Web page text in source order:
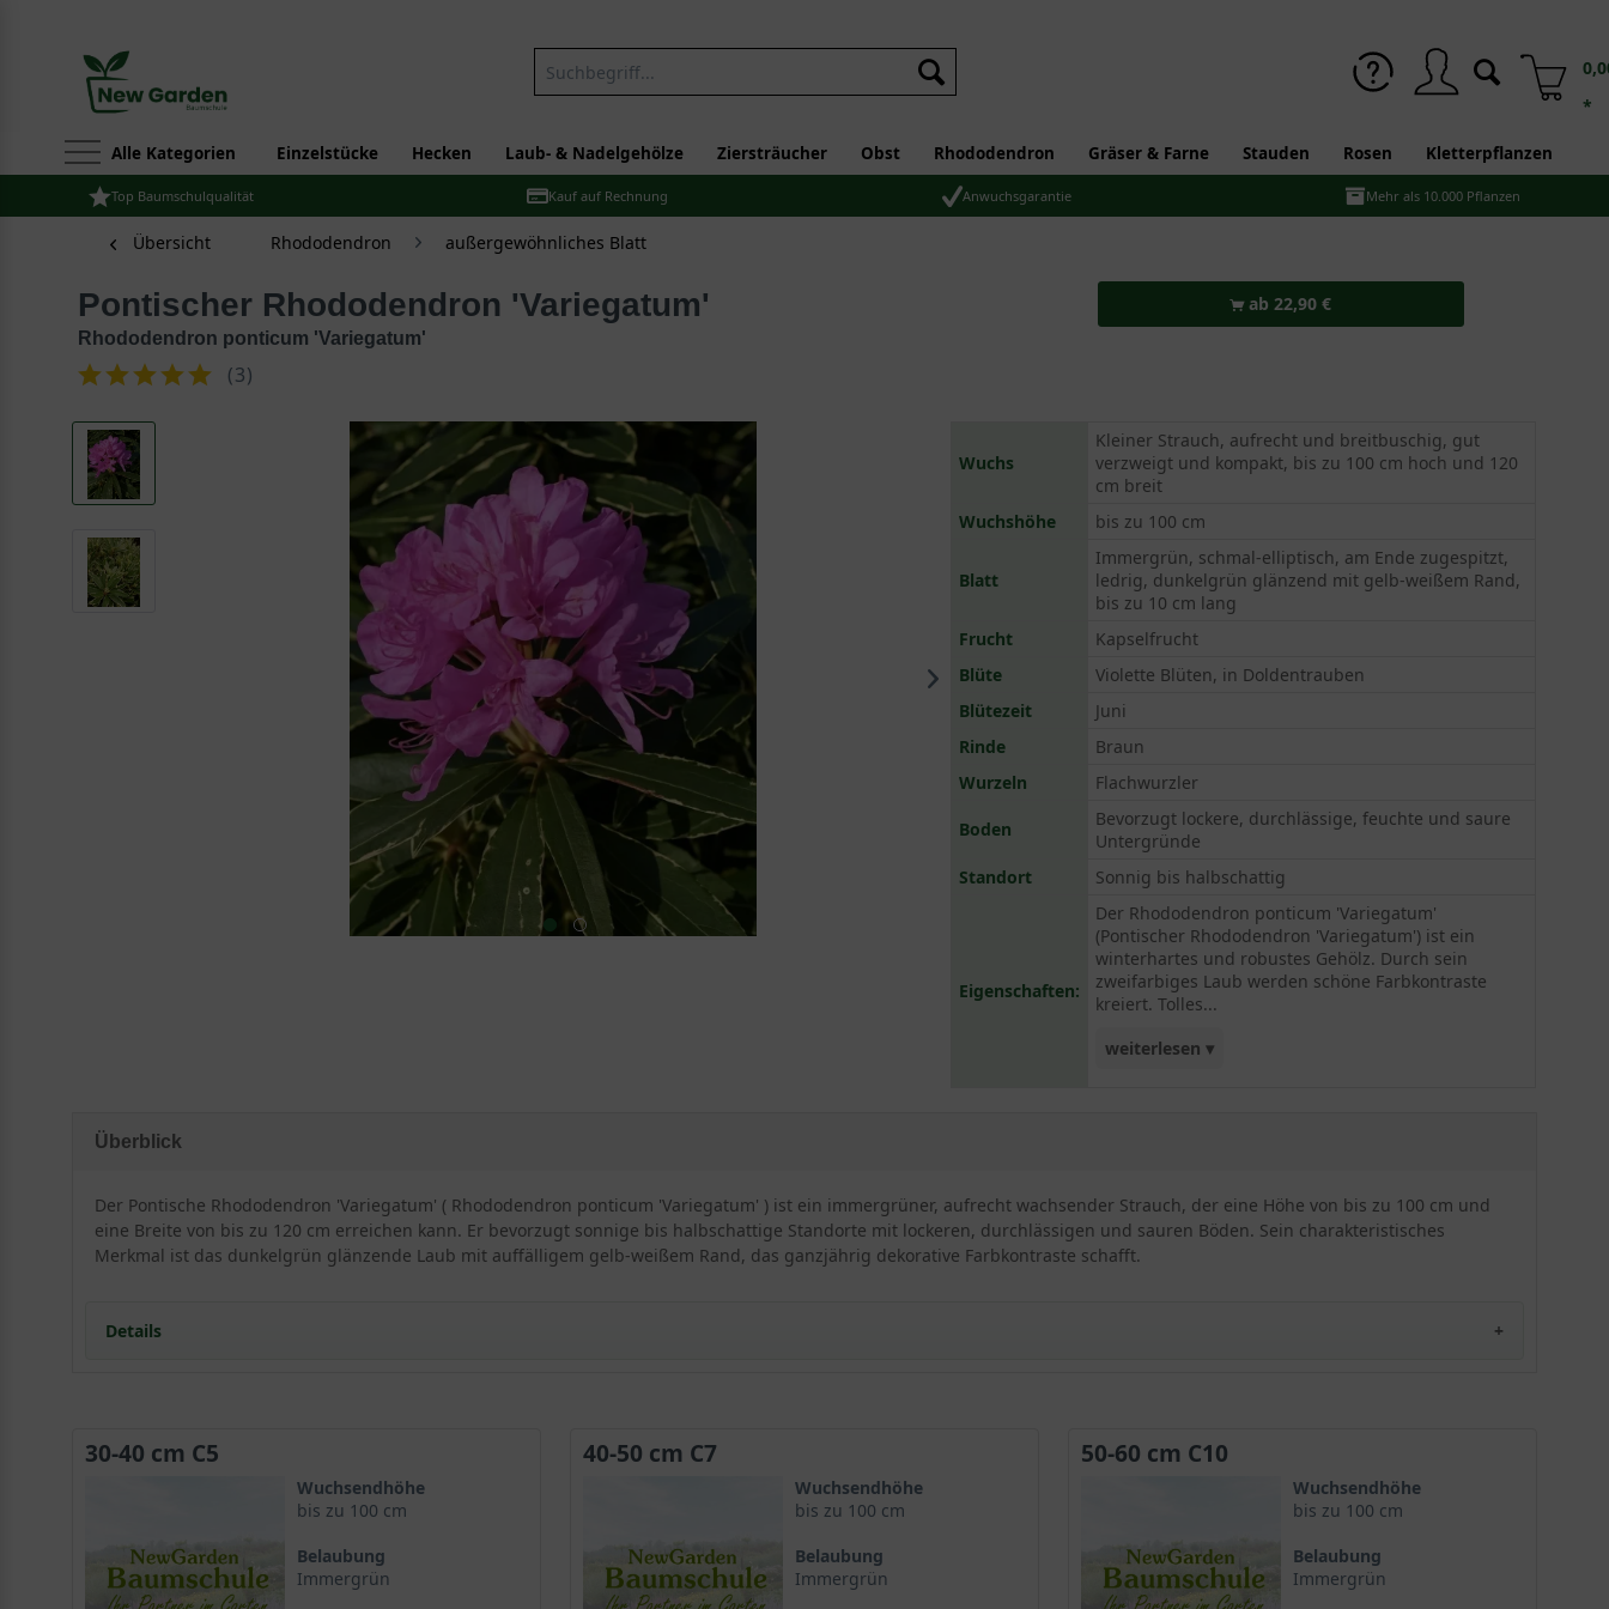
*
Alle Kategorien Einzelstücke Hecken Laub- & Nadelgehölze Ziersträucher Obst Rhododendron Gräser & Farne Stauden Rosen Kletterpflanzen
Top Baumschulqualität Kauf auf Rechnung Anwuchsgarantie Mehr als 10.000 Pflanzen
Übersicht Rhododendron außergewöhnliches Blatt
Pontischer Rhododendron 'Variegatum'
Rhododendron ponticum 'Variegatum'
(3)
ab 22,90 €
Wuchs
Kleiner Strauch, aufrecht und breitbuschig, gut
verzweigt und kompakt, bis zu 100 cm hoch und 120
cm breit
Wuchshöhe
bis zu 100 cm
Blatt
Immergrün, schmal-elliptisch, am Ende zugespitzt,
ledrig, dunkelgrün glänzend mit gelb-weißem Rand,
bis zu 10 cm lang
Frucht
Kapselfrucht
Blüte
Violette Blüten, in Doldentrauben
Blütezeit
Juni
Rinde
Braun
Wurzeln
Flachwurzler
Boden
Bevorzugt lockere, durchlässige, feuchte und saure
Untergründe
Standort
Sonnig bis halbschattig
Eigenschaften:
Der Rhododendron ponticum 'Variegatum'
(Pontischer Rhododendron 'Variegatum') ist ein
winterhartes und robustes Gehölz. Durch sein
zweifarbiges Laub werden schöne Farbkontraste
kreiert. Tolles...
weiterlesen ▾
Überblick
Der Pontische Rhododendron 'Variegatum' ( Rhododendron ponticum 'Variegatum' ) ist ein immergrüner, aufrecht wachsender Strauch, der eine Höhe von bis zu 100 cm und
eine Breite von bis zu 120 cm erreichen kann. Er bevorzugt sonnige bis halbschattige Standorte mit lockeren, durchlässigen und sauren Böden. Sein charakteristisches
Merkmal ist das dunkelgrün glänzende Laub mit auffälligem gelb-weißem Rand, das ganzjährig dekorative Farbkontraste schafft.
Details
zeichnet sich durch seine auffällige Blattfärbung aus. Im Folgenden werden die Besonderheiten und Eigenschaften dieser Pflanze genauer beschrieben.
Wuchshöhe und Wuchsform
30-40 cm C5
Wuchsendhöhe
bis zu 100 cm
Belaubung
Immergrün
40-50 cm C7
Wuchsendhöhe
bis zu 100 cm
Belaubung
Immergrün
50-60 cm C10
Wuchsendhöhe
bis zu 100 cm
Belaubung
Immergrün